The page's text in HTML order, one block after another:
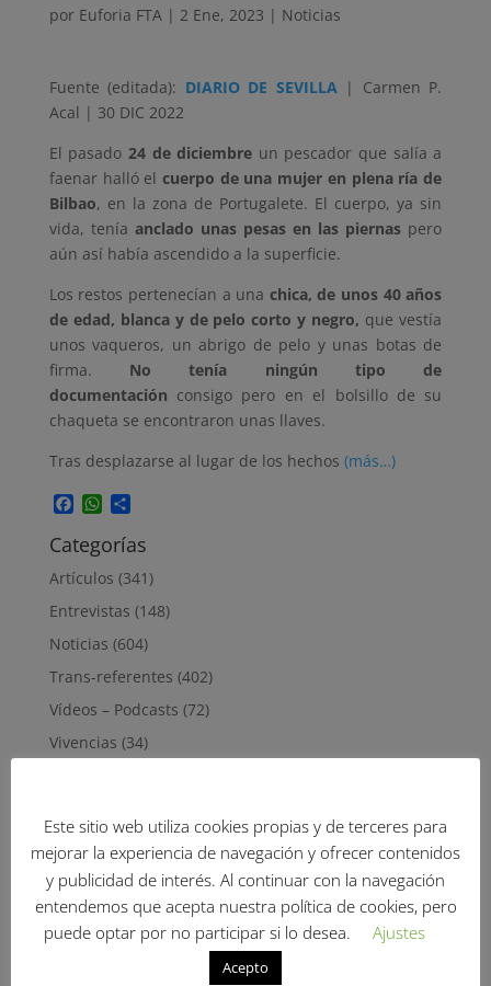
por Euforia FTA| 2 Ene, 2023 | Noticias
Fuente (editada): DIARIO DE SEVILLA| Carmen P.
Acal | 30 DIC 2022
El pasado 24 de diciembre un pescador que salía a
faenar halló elcuerpo de una mujer en plena ría de
Bilbao, en la zona de Portugalete. El cuerpo, ya sin
vida, tenía anclado unas pesas en las piernas pero
aún así había ascendido a la superficie.
Los restos pertenecían a una chica, de unos 40 años
de edad, blanca y de pelo corto y negro, que vestía
unos vaqueros, un abrigo de pelo y unas botas de
firma. No tenía ningún tipo de
documentación consigo pero en el bolsillo de su
chaqueta se encontraron unas llaves.
Tras desplazarse al lugar de los hechos (más…)
Facebook
WhatsApp
Compartir
Categorías
Artículos (341)
Entrevistas (148)
Noticias (604)
Trans-referentes (402)
Vídeos – Podcasts (72)
Vivencias (34)
L M X J V S D
1
2 3 4 5 6 7 8
12
Este sitio web utiliza cookies propias y de terceres para
mejorar la experiencia de navegación y ofrecer contenidos
y publicidad de interés. Al continuar con la navegación
entendemos que acepta nuestra política de cookies, pero
puede optar por no participar si lo desea.
Ajustes
Acepto